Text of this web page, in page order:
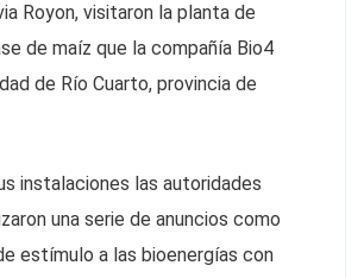
Royon, visitaron la planta de
de maíz que la compañía Bio4
de Río Cuarto, provincia de
instalaciones las autoridades
una serie de anuncios como
estímulo a las bioenergías con